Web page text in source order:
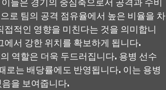
로 팀의 공격 점유율에서 높은 비율을 차
적인 영향을 미친다는 것을 의미합니
서 강한 위치를 확보하게 됩니다.
역할은 더욱 두드러집니다. 용병 선수
로는 배당률에도 반영됩니다. 이는 용병
을 보여줍니다.